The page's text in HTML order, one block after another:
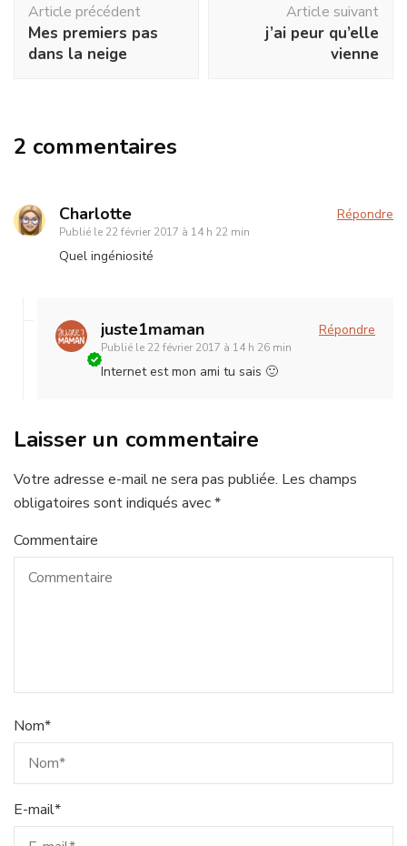
d'article
Article précédent
Mes premiers pas
dans la neige
Article suivant
j’ai peur qu’elle
vienne
2 commentaires
Charlotte
Publié le 22 février 2017 à 14 h 22 min
Répondre
Quel ingéniosité
juste1maman
Publié le 22 février 2017 à 14 h 26 min
Répondre
Internet est mon ami tu sais 🙂
Laisser un commentaire
Votre adresse e-mail ne sera pas publiée. Les champs
obligatoires sont indiqués avec*
Commentaire
Nom*
E-mail*